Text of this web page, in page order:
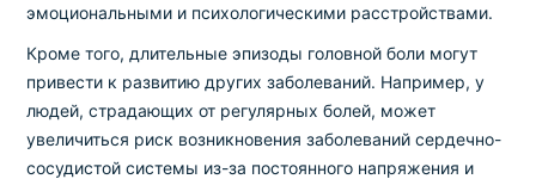
эмоциональными и психологическими расстройствами.
Кроме того, длительные эпизоды головной боли могут
привести к развитию других заболеваний. Например, у
людей, страдающих от регулярных болей, может
увеличиться риск возникновения заболеваний сердечно-
сосудистой системы из-за постоянного напряжения и